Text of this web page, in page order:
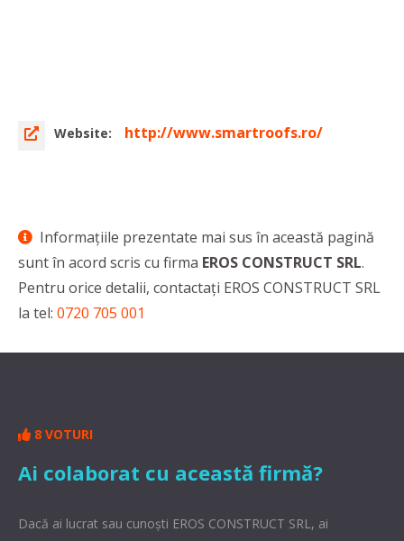
Website: http://www.smartroofs.ro/
Informaţiile prezentate mai sus în această pagină
sunt în acord scris cu firma EROS CONSTRUCT SRL.
Pentru orice detalii, contactaţi EROS CONSTRUCT SRL
la tel: 0720 705 001
8 VOTURI
Ai colaborat cu această firmă?
Dacă ai lucrat sau cunoşti EROS CONSTRUCT SRL, ai